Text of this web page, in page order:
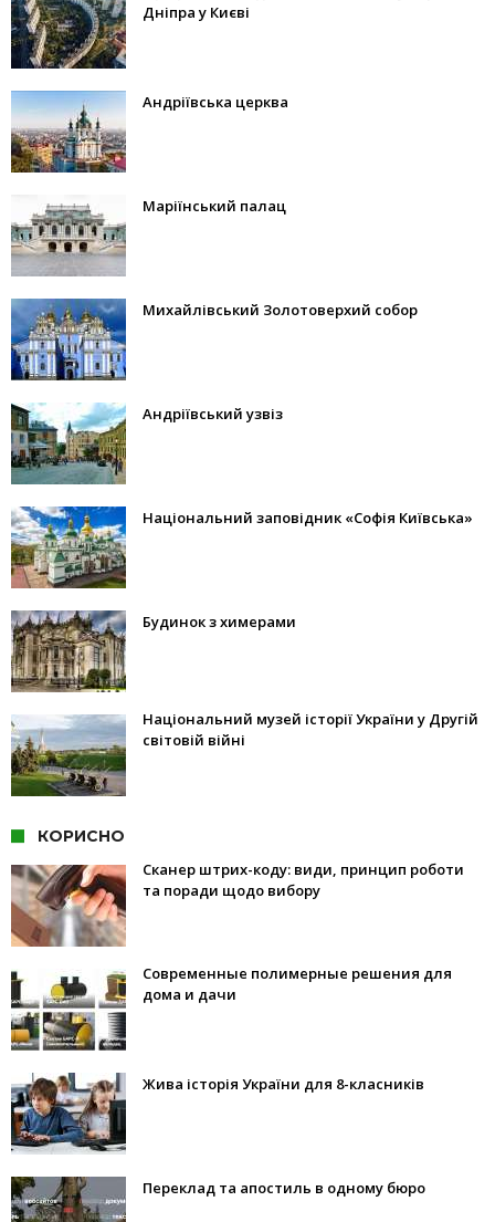
Дніпра у Києві
Андріївська церква
Маріїнський палац
Михайлівський Золотоверхий собор
Андріївський узвіз
Національний заповідник «Софія Київська»
Будинок з химерами
Національний музей історії України у Другій
світовій війні
КОРИСНО
Сканер штрих-коду: види, принцип роботи
та поради щодо вибору
Современные полимерные решения для
дома и дачи
Жива історія України для 8-класників
Переклад та апостиль в одному бюро